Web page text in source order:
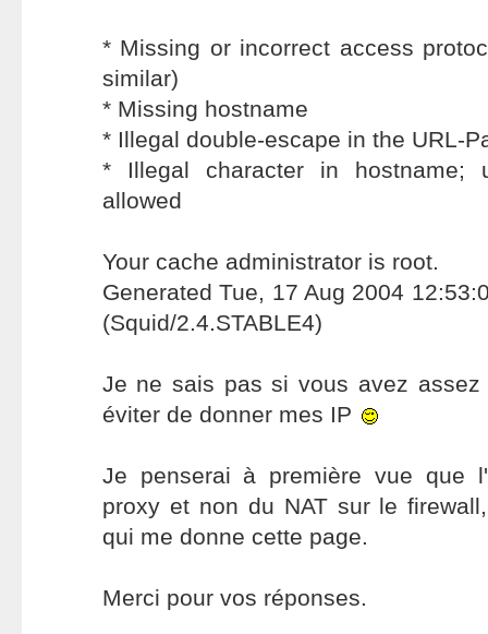
* Missing or incorrect access
similar)
* Missing hostname
* Illegal double-escape in the URL-
* Illegal character in hostname;
allowed
Your cache administrator is root.
Generated Tue, 17 Aug 2004
(Squid/2.4.STABLE4)
Je ne sais pas si vous avez
éviter de donner mes IP
Je penserai à première vue que
proxy et non du NAT sur le
qui me donne cette page.
Merci pour vos réponses.